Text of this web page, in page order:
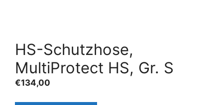
HS-Schutzhose,
MultiProtect HS, Gr. S
€134,00